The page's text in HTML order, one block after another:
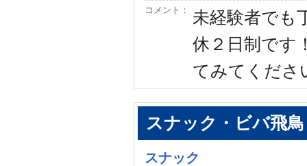
コメント：
未経験者でも
休２日制です
てみてくださ
スナック・ビバ飛鳥
スナック